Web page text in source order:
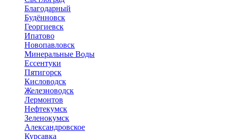
Благодарный
Будённовск
Георгиевск
Ипатово
Новопавловск
Минеральные Воды
Ессентуки
Пятигорск
Кисловодск
Железноводск
Лермонтов
Нефтекумск
Зеленокумск
Александровское
Курсавка